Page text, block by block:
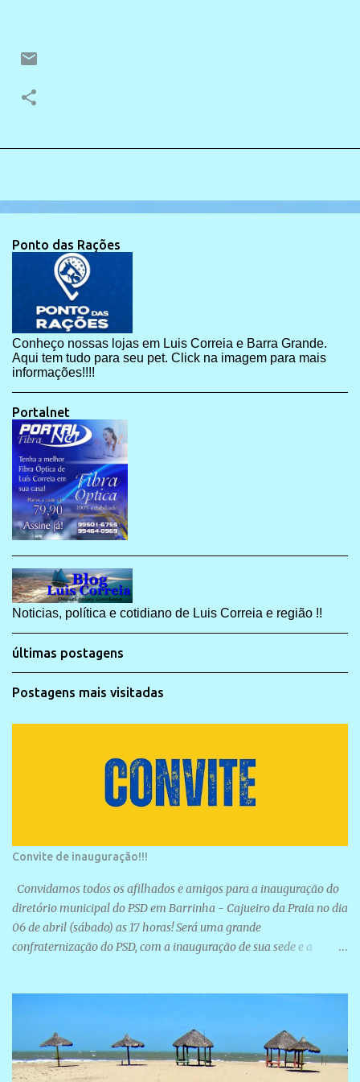
Ponto das Rações
Conheço nossas lojas em Luis Correia e Barra Grande.
Aqui tem tudo para seu pet. Click na imagem para mais
informações!!!!
Portalnet
Noticias, política e cotidiano de Luis Correia e região !!
últimas postagens
Postagens mais visitadas
Convite de inauguração!!!
Convidamos todos os afilhados e amigos para a inauguração do
diretório municipal do PSD em Barrinha - Cajueiro da Praia no dia
06 de abril (sábado) as 17 horas! Será uma grande
confraternização do PSD, com a inauguração de sua sede e a